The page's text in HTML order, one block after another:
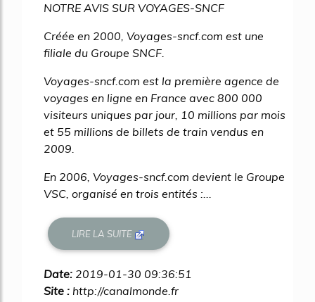
NOTRE AVIS SUR VOYAGES-SNCF
Créée en 2000, Voyages-sncf.com est une
filiale du Groupe SNCF.
Voyages-sncf.com est la première agence de
voyages en ligne en France avec 800 000
visiteurs uniques par jour, 10 millions par mois
et 55 millions de billets de train vendus en
2009.
En 2006, Voyages-sncf.com devient le Groupe
VSC, organisé en trois entités :...
LIRE LA SUITE
Date: 2019-01-30 09:36:51
Site : http://canalmonde.fr